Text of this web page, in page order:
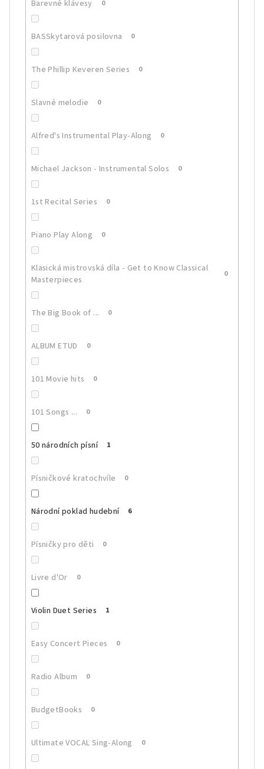
Barevné klávesy 0
BASSkytarová posilovna 0
The Phillip Keveren Series 0
Slavné melodie 0
Alfred's Instrumental Play-Along 0
Michael Jackson - Instrumental Solos 0
1st Recital Series 0
Piano Play Along 0
Klasická mistrovská díla - Get to Know Classical
Masterpieces
0
The Big Book of ... 0
ALBUM ETUD 0
101 Movie hits 0
101 Songs ... 0
50 národních písní 1
Písničkové kratochvíle 0
Národní poklad hudební 6
Písničky pro děti 0
Livre d'Or 0
Violin Duet Series 1
Easy Concert Pieces 0
Radio Album 0
BudgetBooks 0
Ultimate VOCAL Sing-Along 0